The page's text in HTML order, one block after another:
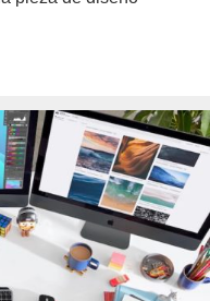
author/redaccion/